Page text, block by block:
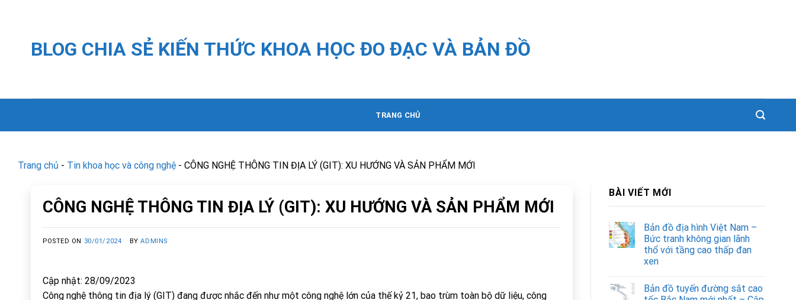
BLOG CHIA SẺ KIẾN THỨC KHOA HỌC ĐO ĐẠC VÀ BẢN ĐỒ
TRANG CHỦ
Trang chủ - Tin khoa học và công nghệ - CÔNG NGHỆ THÔNG TIN ĐỊA LÝ (GIT): XU HƯỚNG VÀ SẢN PHẨM MỚI
CÔNG NGHỆ THÔNG TIN ĐỊA LÝ (GIT): XU HƯỚNG VÀ SẢN PHẨM MỚI
POSTED ON 30/01/2024 BYADMINS
Cập nhật: 28/09/2023
Công nghệ thông tin địa lý (GIT) đang được nhắc đến như một công nghệ lớn của thế kỷ 21, bao trùm toàn bộ dữ liệu, công
BÀI VIẾT MỚI
Bản đồ địa hình Việt Nam –
Bức tranh không gian lãnh
thổ với tầng cao thấp đan
xen
Bản đồ tuyến đường sắt cao